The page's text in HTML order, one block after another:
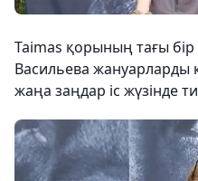
Taimas қорының тағы
Васильева жануарларды
жаңа заңдар іс жүзінде